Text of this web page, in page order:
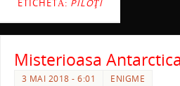
ETICHETĂ: PILOŢI
Misterioasa Antarctica
3 MAI 2018 - 6:01 ENIGME